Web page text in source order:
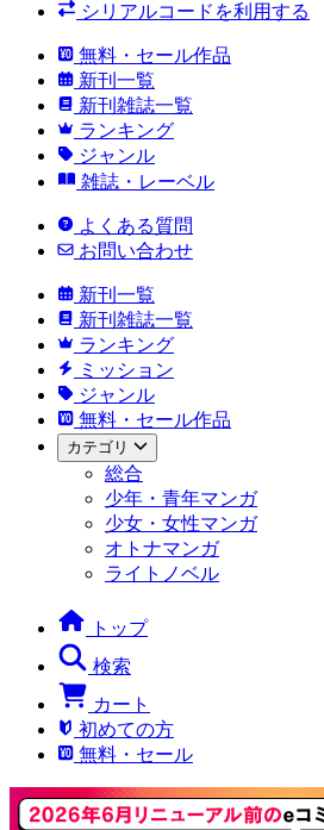
シリアルコードを利用する
無料・セール作品
新刊一覧
新刊雑誌一覧
ランキング
ジャンル
雑誌・レーベル
よくある質問
お問い合わせ
新刊一覧
新刊雑誌一覧
ランキング
ミッション
ジャンル
無料・セール作品
カテゴリ
総合
少年・青年マンガ
少女・女性マンガ
オトナマンガ
ライトノベル
トップ
検索
カート
初めての方
無料・セール